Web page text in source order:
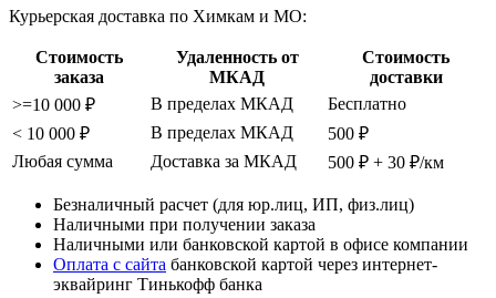
Курьерская доставка по Химкам и МО:
Стоимость
заказа
Удаленность от
МКАД
Стоимость
доставки
>=10 000 ₽
В пределах МКАД
Бесплатно
< 10 000 ₽
В пределах МКАД
500 ₽
Любая сумма
Доставка за МКАД 500 ₽ + 30 ₽/км
Безналичный расчет (для юр.лиц, ИП, физ.лиц)
Наличными при получении заказа
Наличными или банковской картой в офисе компании
Оплата с сайта банковской картой через интернет-
эквайринг Тинькофф банка